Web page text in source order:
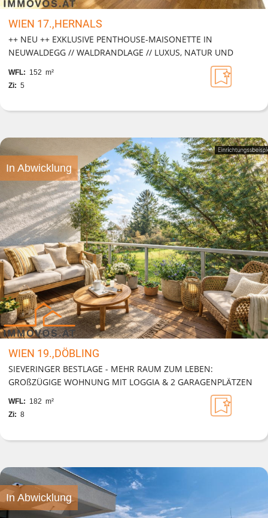
WIEN 17.,HERNALS
++ NEU ++ EXKLUSIVE PENTHOUSE-MAISONETTE IN
NEUWALDEGG // WALDRANDLAGE // LUXUS, NATUR UND
WFL: 152 m²
Zi: 5
In Abwicklung
WIEN 19.,DÖBLING
SIEVERINGER BESTLAGE - MEHR RAUM ZUM LEBEN:
GROßZÜGIGE WOHNUNG MIT LOGGIA & 2 GARAGENPLÄTZEN
WFL: 182 m²
Zi: 8
In Abwicklung